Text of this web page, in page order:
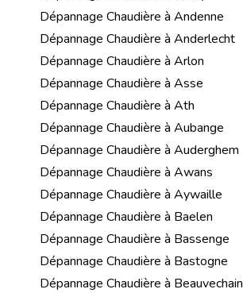
Dépannage Chaudière à Andenne
Dépannage Chaudière à Anderlecht
Dépannage Chaudière à Arlon
Dépannage Chaudière à Asse
Dépannage Chaudière à Ath
Dépannage Chaudière à Aubange
Dépannage Chaudière à Auderghem
Dépannage Chaudière à Awans
Dépannage Chaudière à Aywaille
Dépannage Chaudière à Baelen
Dépannage Chaudière à Bassenge
Dépannage Chaudière à Bastogne
Dépannage Chaudière à Beauvechain